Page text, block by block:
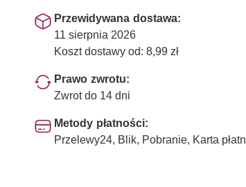
Przewidywana dostawa:
11 sierpnia 2026
Koszt dostawy od: 8,99 zł
Prawo zwrotu:
Zwrot do 14 dni
Metody płatności:
Przelewy24, Blik, Pobranie, Karta